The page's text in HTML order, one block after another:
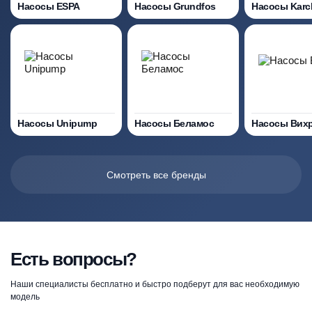
Насосы ESPA Насосы Grundfos Насосы
Насосы Unipump Насосы Беламос Насосы
Смотреть все бренды
Есть вопросы?
Наши специалисты бесплатно и быстро подберут для вас необходимую
модель